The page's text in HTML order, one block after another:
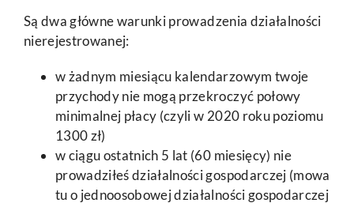
Są dwa główne warunki prowadzenia działalności
nierejestrowanej:
w żadnym miesiącu kalendarzowym twoje
przychody nie mogą przekroczyć połowy
minimalnej płacy (czyli w 2020 roku poziomu
1300 zł)
w ciągu ostatnich 5 lat (60 miesięcy) nie
prowadziłeś działalności gospodarczej (mowa
tu o jednoosobowej działalności gospodarczej